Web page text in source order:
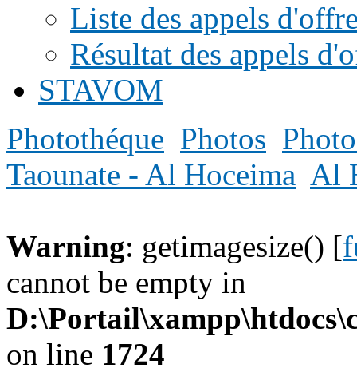
Liste des appels
Résultat des appels
STAVOM
Photothéque Photos
Taounate - Al Hoceima Al
Warning: getimagesize() [
cannot be empty in
on line 1724